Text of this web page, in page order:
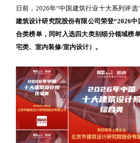
日前，2026年“中国建筑行业十大系列评选
建筑设计研究院股份有限公司荣登“2026
合类榜单，同时入选四大类别细分领域榜
宅类、室内装修/室内设计）。